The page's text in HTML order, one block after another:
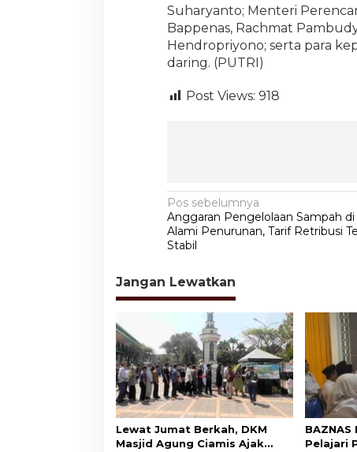
Suharyanto; Menteri
Bappenas, Rachmat
Hendropriyono; serta para
daring. (PUTRI)
Post Views: 918
N
a
v
i
g
s
i
p
o
s
Pos sebelumnya
Anggaran Pengelolaan Sampah di
Alami Penurunan, Tarif Retribusi
Stabil
Jangan Lewatkan
Lewat Jumat Berkah, DKM
Masjid Agung Ciamis Ajak
Pelajari